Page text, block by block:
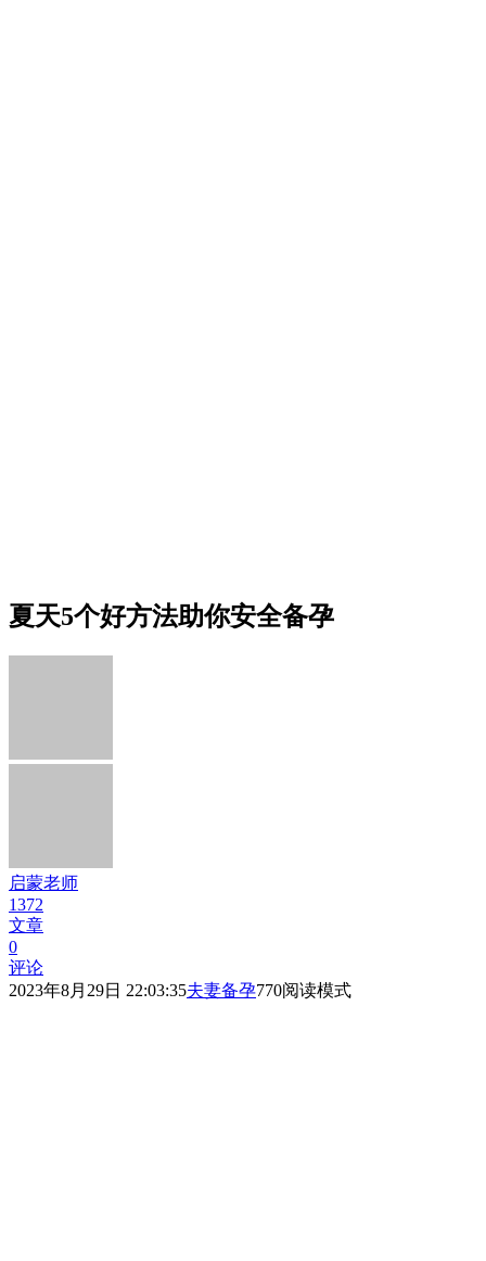
夏天5个好方法助你安全备孕
启蒙老师
1372
文章
0
评论
2023年8月29日 22:03:35夫妻备孕770阅读模式